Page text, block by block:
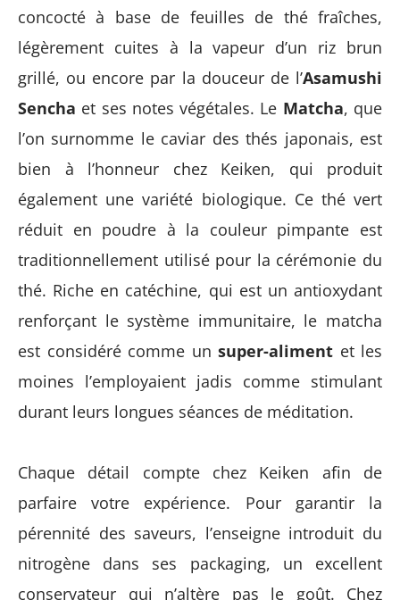
concocté à base de feuilles de thé fraîches,
légèrement cuites à la vapeur d’un riz brun
grillé, ou encore par la douceur de l’Asamushi
Sencha et ses notes végétales. Le Matcha, que
l’on surnomme le caviar des thés japonais, est
bien à l’honneur chez Keiken, qui produit
également une variété biologique. Ce thé vert
réduit en poudre à la couleur pimpante est
traditionnellement utilisé pour la cérémonie du
thé. Riche en catéchine, qui est un antioxydant
renforçant le système immunitaire, le matcha
est considéré comme un super-aliment et les
moines l’employaient jadis comme stimulant
durant leurs longues séances de méditation.
Chaque détail compte chez Keiken afin de
parfaire votre expérience. Pour garantir la
pérennité des saveurs, l’enseigne introduit du
nitrogène dans ses packaging, un excellent
conservateur qui n’altère pas le goût. Chez